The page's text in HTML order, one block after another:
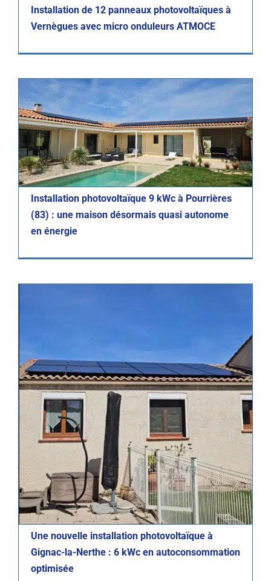
Installation de 12 panneaux photovoltaïques à
Vernègues avec micro onduleurs ATMOCE
Installation photovoltaïque 9 kWc à Pourrières
(83) : une maison désormais quasi autonome
en énergie
Photovoltaïque Réalisations
Une nouvelle installation photovoltaïque à
Gignac-la-Nerthe : 6 kWc en autoconsommation
optimisée